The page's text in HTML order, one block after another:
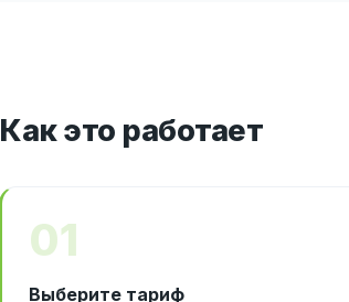
Как это работает
01
Выберите тариф